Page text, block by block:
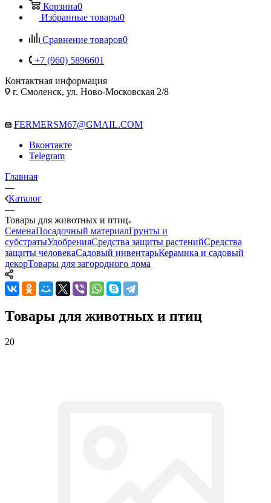
Корзина0
Избранные товары0
Сравнение товаров0
+7 (960) 5896601
Контактная информация
г. Смоленск, ул. Ново-Московская 2/8
FERMERSM67@GMAIL.COM
Вконтакте
Telegram
Главная
—
Каталог
—
Товары для животных и птиц
СеменаПосадочный материалГрунты и
субстратыУдобренияСредства защиты растенийСредства
защиты человекаСадовый инвентарьКерамика и садовый
декорТовары для загородного дома
Товары для животных и птиц
20